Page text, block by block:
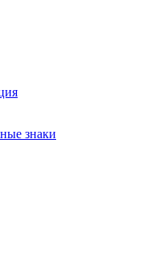
знаки